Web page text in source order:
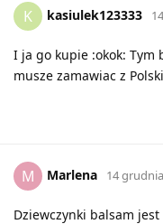
K kasiulek123333
I ja go kupie :okok:
musze zamawiac z
M Marlena 14
Dziewczynki balsam